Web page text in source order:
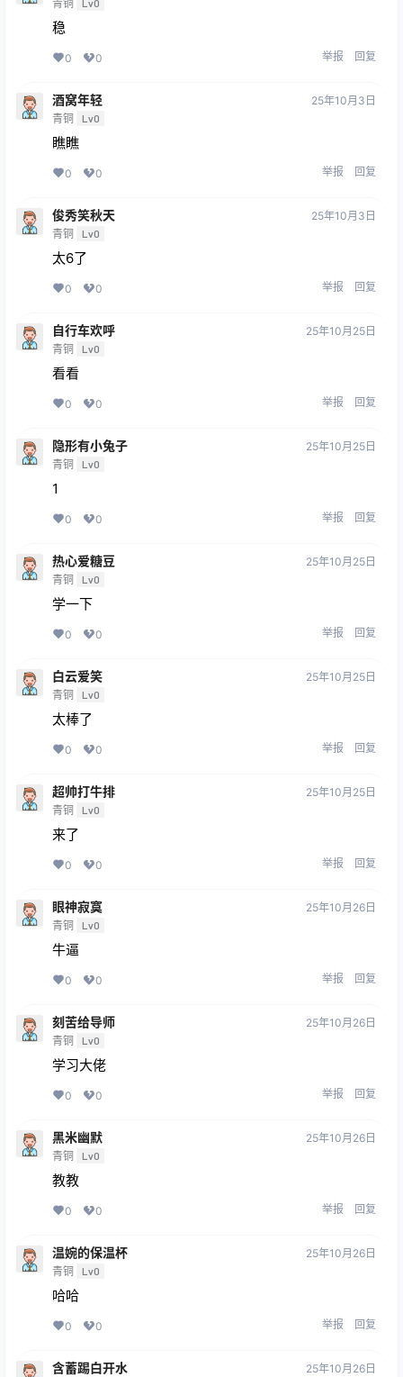
青铜 Lv0
稳
0 0 举报 回复
酒窝年轻
青铜 Lv0
25年10月3日
瞧瞧
0 0 举报 回复
俊秀笑秋天
青铜 Lv0
25年10月3日
太6了
0 0 举报 回复
自行车欢呼
青铜 Lv0
25年10月25日
看看
0 0 举报 回复
隐形有小兔子
青铜 Lv0
25年10月25日
1
0 0 举报 回复
热心爱糖豆
青铜 Lv0
25年10月25日
学一下
0 0 举报 回复
白云爱笑
青铜 Lv0
25年10月25日
太棒了
0 0 举报 回复
超帅打牛排
青铜 Lv0
25年10月25日
来了
0 0 举报 回复
眼神寂寞
青铜 Lv0
25年10月26日
牛逼
0 0 举报 回复
刻苦给导师
青铜 Lv0
25年10月26日
学习大佬
0 0 举报 回复
黑米幽默
青铜 Lv0
25年10月26日
教教
0 0 举报 回复
温婉的保温杯
青铜 Lv0
25年10月26日
哈哈
0 0 举报 回复
含蓄踢白开水 25年10月26日